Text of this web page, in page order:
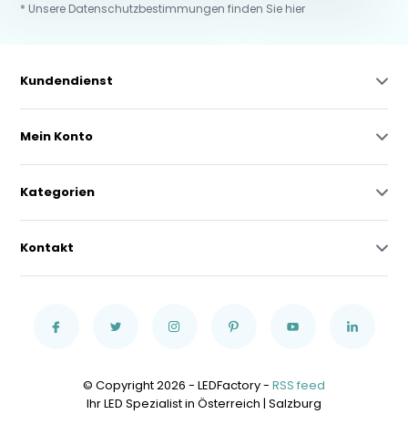
* Unsere Datenschutzbestimmungen finden Sie hier
Kundendienst
Mein Konto
Kategorien
Kontakt
© Copyright 2026 - LEDFactory - RSS feed
Ihr LED Spezialist in Österreich | Salzburg